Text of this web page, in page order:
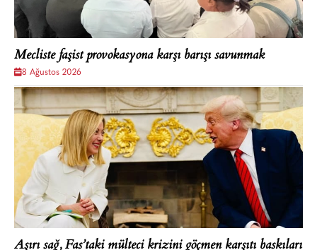
Mecliste faşist provokasyona karşı barışı savunmak
8 Ağustos 2026
Aşırı sağ, Fas’taki mülteci krizini göçmen karşıtı baskıları